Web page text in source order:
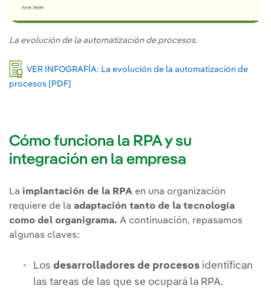
La evolución de la automatización de procesos.
VER INFOGRAFÍA: La evolución de la automatización de
procesos [PDF]
Cómo funciona la RPA y su
integración en la empresa
La implantación de la RPA en una organización
requiere de la adaptación tanto de la tecnología
como del organigrama. A continuación, repasamos
algunas claves:
Los desarrolladores de procesos identifican
las tareas de las que se ocupará la RPA.